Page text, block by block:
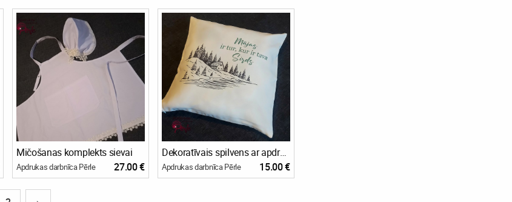
Mičošanas komplekts sievai
Apdrukas darbnīca Pērle 27.00 €
Dekoratīvais spilvens ar apdrukātu spilvendrānu
Apdrukas darbnīca Pērle 15.00 €